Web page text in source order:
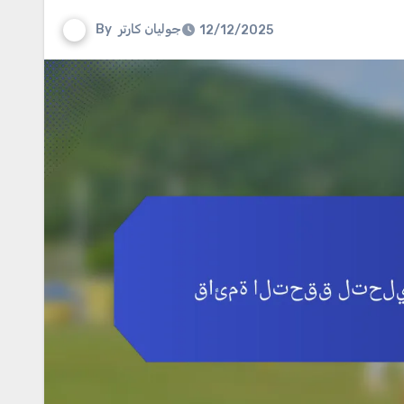
By جوليان كارتر 12/12/2025